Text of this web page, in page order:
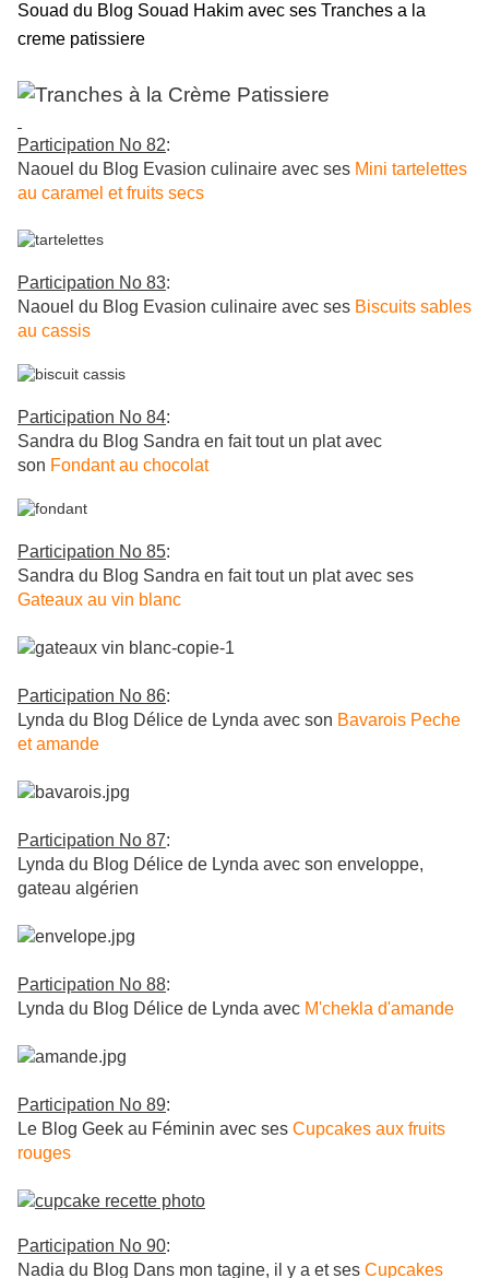
Souad du Blog Souad Hakim avec ses Tranches a la
creme patissiere
Participation No 82:
Naouel du Blog Evasion culinaire avec ses Mini tartelettes
au caramel et fruits secs
Participation No 83:
Naouel du Blog Evasion culinaire avec ses Biscuits sables
au cassis
Participation No 84:
Sandra du Blog Sandra en fait tout un plat avec
son Fondant au chocolat
Participation No 85:
Sandra du Blog Sandra en fait tout un plat avec ses
Gateaux au vin blanc
Participation No 86:
Lynda du Blog Délice de Lynda avec son Bavarois Peche
et amande
Participation No 87:
Lynda du Blog Délice de Lynda avec son enveloppe,
gateau algérien
Participation No 88:
Lynda du Blog Délice de Lynda avec M'chekla d'amande
Participation No 89:
Le Blog Geek au Féminin avec ses Cupcakes aux fruits
rouges
Participation No 90:
Nadia du Blog Dans mon tagine, il y a et ses Cupcakes